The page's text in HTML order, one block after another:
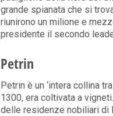
grande spianata che si
riunirono un milione e
presidente il secondo
Petrin
Petrin è un ‘intera collina
1300, era coltivata a
delle residenze nobiliari di